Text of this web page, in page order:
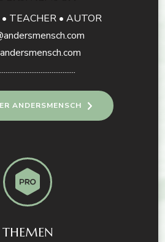
TEACHER • AUTOR
ANDERSMENSCH
THEMEN